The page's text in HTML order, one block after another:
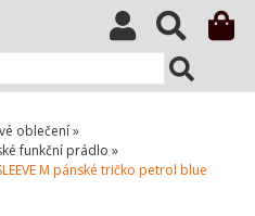
oblečení
funkční prádlo
M pánské tričko petrol blue